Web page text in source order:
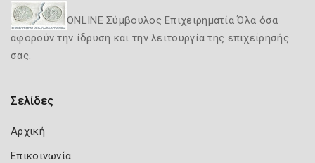
ONLINE Σύμβουλος Επιχειρηματία Όλα όσα
αφορούν την ίδρυση και την λειτουργία της επιχείρησής
σας.
Σελίδες
Αρχική
Επικοινωνία